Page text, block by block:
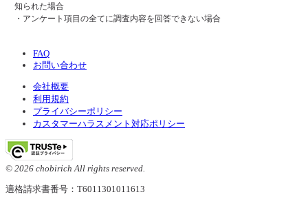
知られた場合
・アンケート項目の全てに調査内容を回答できない場合
FAQ
お問い合わせ
会社概要
利用規約
プライバシーポリシー
カスタマーハラスメント対応ポリシー
© 2026 chobirich All rights reserved.
適格請求書番号：T6011301011613